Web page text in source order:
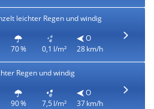
leichter Regen und windig
70 % 0,1 l/m²
O
28 km/h
Regen und windig
90 % 7,5 l/m²
O
37 km/h